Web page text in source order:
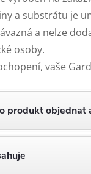
a substrátu je
a nelze
osoby.
vaše
produkt objednat